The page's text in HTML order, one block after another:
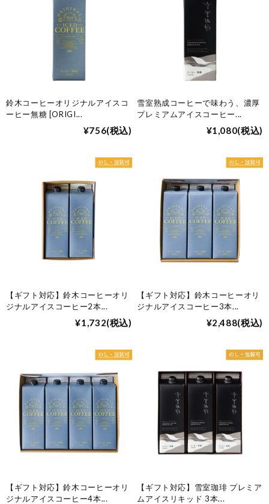
鈴木コーヒーオリジナルアイスコ
ーヒー無糖 [ORIGI...
¥756(税込)
雪室熟成コーヒーで味わう、濃厚
プレミアムアイスコーヒー...
¥1,080(税込)
【ギフト対応】鈴木コーヒーオリ
ジナルアイスコーヒー2本...
¥1,732(税込)
【ギフト対応】鈴木コーヒーオリ
ジナルアイスコーヒー3本...
¥2,488(税込)
【ギフト対応】鈴木コーヒーオリ
ジナルアイスコーヒー4本...
【ギフト対応】雪室珈琲 プレミア
ムアイスリキッド 3本...